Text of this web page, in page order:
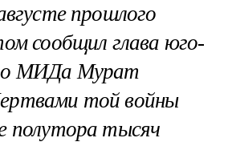
прошлого
сообщил глава юго-
МИДа Мурат
той войны
полутора тысяч